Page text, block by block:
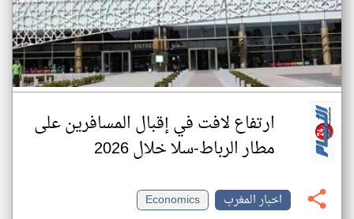
ارتفاع لافت في إقبال المسافرين على
مطار الرباط-سلا خلال 2026
اخبار المغرب
Economics